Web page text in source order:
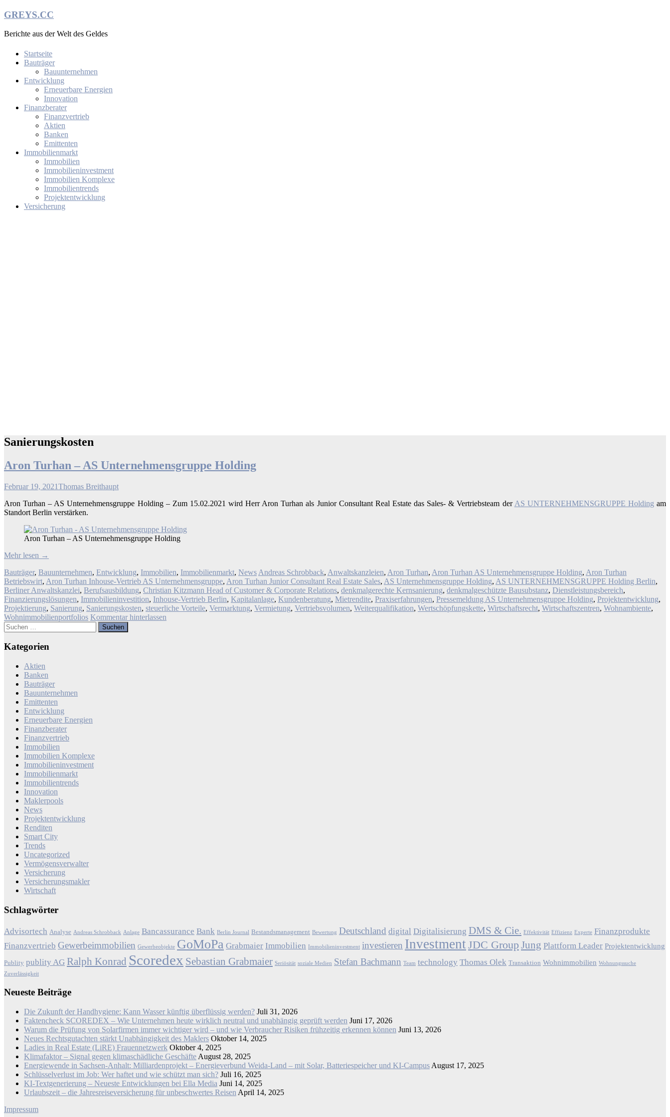
Zum
springen
GREYS.CC
Berichte aus der Welt des Geldes
Startseite
Bauträger
Bauunternehmen
Entwicklung
Erneuerbare Energien
Innovation
Finanzberater
Finanzvertrieb
Aktien
Banken
Emittenten
Immobilienmarkt
Immobilien
Immobilieninvestment
Immobilien Komplexe
Immobilientrends
Projektentwicklung
Versicherung
Sanierungskosten
Aron Turhan – AS Unternehmensgruppe Holding
Februar 19, 2021Thomas Breithaupt
Aron Turhan – AS Unternehmensgruppe Holding – Zum 15.02.2021 wird Herr Aron Turhan als Junior Consultant Real Estate das Sales- & Vertriebsteam der AS UNTERNEHMENSGRUPPE Holding am
Standort Berlin verstärken.
Aron Turhan – AS Unternehmensgruppe Holding
Mehr lesen →
Bauträger, Bauunternehmen, Entwicklung, Immobilien, Immobilienmarkt, News Andreas Schrobback, Anwaltskanzleien, Aron Turhan, Aron Turhan AS Unternehmensgruppe Holding, Aron Turhan
Betriebswirt, Aron Turhan Inhouse-Vertrieb AS Unternehmensgruppe, Aron Turhan Junior Consultant Real Estate Sales, AS Unternehmensgruppe Holding, AS UNTERNEHMENSGRUPPE Holding Berlin,
Berliner Anwaltskanzlei, Berufsausbildung, Christian Kitzmann Head of Customer & Corporate Relations, denkmalgerechte Kernsanierung, denkmalgeschützte Bausubstanz, Dienstleistungsbereich,
Finanzierungslösungen, Immobilieninvestition, Inhouse-Vertrieb Berlin, Kapitalanlage, Kundenberatung, Mietrendite, Praxiserfahrungen, Pressemeldung AS Unternehmensgruppe Holding, Projektentwicklung,
Projektierung, Sanierung, Sanierungskosten, steuerliche Vorteile, Vermarktung, Vermietung, Vertriebsvolumen, Weiterqualifikation, Wertschöpfungskette, Wirtschaftsrecht, Wirtschaftszentren, Wohnambiente,
Wohnimmobilienportfolios Kommentar hinterlassen
Suchen
nach:
Kategorien
Aktien
Banken
Bauträger
Bauunternehmen
Emittenten
Entwicklung
Erneuerbare Energien
Finanzberater
Finanzvertrieb
Immobilien
Immobilien Komplexe
Immobilieninvestment
Immobilienmarkt
Immobilientrends
Innovation
Maklerpools
News
Projektentwicklung
Renditen
Smart City
Trends
Uncategorized
Vermögensverwalter
Versicherung
Versicherungsmakler
Wirtschaft
Schlagwörter
Advisortech Analyse Andreas Schrobback Anlage Bancassurance Bank Berlin Journal Bestandsmanagement Bewertung Deutschland digital Digitalisierung DMS & Cie. Effektivität Effizienz Experte Finanzprodukte
Finanzvertrieb Gewerbeimmobilien Gewerbeobjekte GoMoPa Grabmaier Immobilien Immobilieninvestment investieren Investment JDC Group Jung Plattform Leader Projektentwicklung
Publity publity AG Ralph Konrad Scoredex Sebastian Grabmaier Seriösität soziale Medien Stefan Bachmann Team technology Thomas Olek Transaktion Wohnimmobilien Wohnungssuche
Zuverlässigkeit
Neueste Beiträge
Die Zukunft der Handhygiene: Kann Wasser künftig überflüssig werden? Juli 31, 2026
Faktencheck SCOREDEX – Wie Unternehmen heute wirklich neutral und unabhängig geprüft werden Juni 17, 2026
Warum die Prüfung von Solarfirmen immer wichtiger wird – und wie Verbraucher Risiken frühzeitig erkennen können Juni 13, 2026
Neues Rechtsgutachten stärkt Unabhängigkeit des Maklers Oktober 14, 2025
Ladies in Real Estate (LiRE) Frauennetzwerk Oktober 4, 2025
Klimafaktor – Signal gegen klimaschädliche Geschäfte August 28, 2025
Energiewende in Sachsen-Anhalt: Milliardenprojekt – Energieverbund Weida-Land – mit Solar, Batteriespeicher und KI-Campus August 17, 2025
Schlüsselverlust im Job: Wer haftet und wie schützt man sich? Juli 16, 2025
KI-Textgenerierung – Neueste Entwicklungen bei Ella Media Juni 14, 2025
Urlaubszeit – die Jahresreiseversicherung für unbeschwertes Reisen April 14, 2025
Impressum